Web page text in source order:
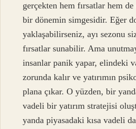
gerçekten hem fırsatlar hem de
bir dönemin simgesidir. Eğer
yaklaşabilirseniz, ayı sezonu
fırsatlar sunabilir. Ama
insanlar panik yapar, elindeki
zorunda kalır ve yatırımın
plana çıkar. O yüzden, bir
vadeli bir yatırım stratejisi
yanda piyasadaki kısa vadeli